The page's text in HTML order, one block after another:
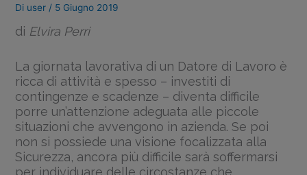
Di user / 5 Giugno 2019
di Elvira Perri
La giornata lavorativa di un Datore di Lavoro è
ricca di attività e spesso – investiti di
contingenze e scadenze – diventa difficile
porre un’attenzione adeguata alle piccole
situazioni che avvengono in azienda. Se poi
non si possiede una visione focalizzata alla
Sicurezza, ancora più difficile sarà soffermarsi
per individuare delle circostanze che